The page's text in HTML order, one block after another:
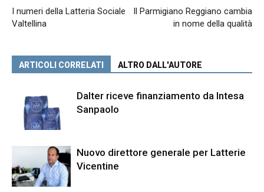
I numeri della Latteria Sociale
Valtellina
Il Parmigiano Reggiano cambia
in nome della qualità
ARTICOLI CORRELATI ALTRO DALL'AUTORE
Dalter riceve finanziamento da Intesa
Sanpaolo
Nuovo direttore generale per Latterie
Vicentine